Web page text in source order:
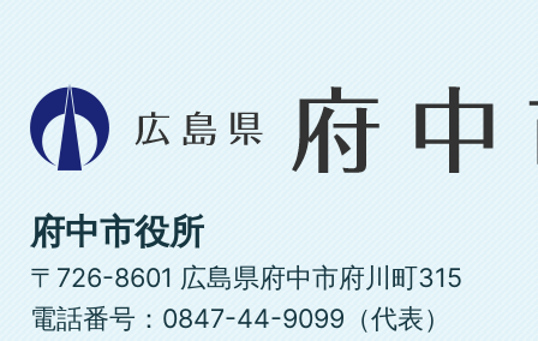
広
島
県
府
中
市
府中市役所
〒726-8601 広島県府中市府川町315
電話番号：0847-44-9099（代表）